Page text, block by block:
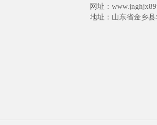
网址：
地址：山东省金乡